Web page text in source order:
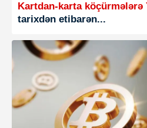
Kartdan-karta köçürmələrə
tarixdən etibarən...